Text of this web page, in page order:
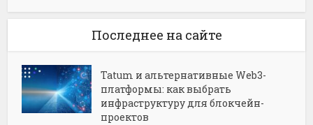
Последнее на сайте
Tatum и альтернативные Web3-
платформы: как выбрать
инфраструктуру для блокчейн-
проектов